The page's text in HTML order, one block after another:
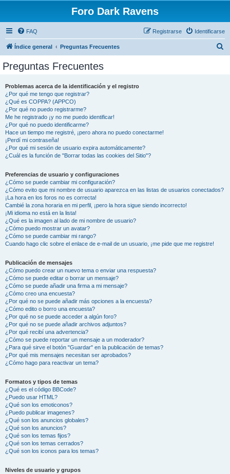
Foro Dark Ravens
FAQ Identificarse
Registrarse
Índice general Preguntas Frecuentes
Preguntas Frecuentes
Problemas acerca de la identificación y el registro
¿Por qué me tengo que registrar?
¿Qué es COPPA? (APPCO)
¿Por qué no puedo registrarme?
Me he registrado ¡y no me puedo identificar!
¿Por qué no puedo identificarme?
Hace un tiempo me registré, ¡pero ahora no puedo conectarme!
¡Perdí mi contraseña!
¿Por qué mi sesión de usuario expira automáticamente?
¿Cuál es la función de "Borrar todas las cookies del Sitio"?
Preferencias de usuario y configuraciones
¿Cómo se puede cambiar mi configuración?
¿Cómo evito que mi nombre de usuario aparezca en las listas de usuarios conectados?
¡La hora en los foros no es correcta!
Cambié la zona horaria en mi perfil, ¡pero la hora sigue siendo incorrecto!
¡Mi idioma no está en la lista!
¿Qué es la imagen al lado de mi nombre de usuario?
¿Cómo puedo mostrar un avatar?
¿Cómo se puede cambiar mi rango?
Cuando hago clic sobre el enlace de e-mail de un usuario, ¡me pide que me registre!
Publicación de mensajes
¿Cómo puedo crear un nuevo tema o enviar una respuesta?
¿Cómo se puede editar o borrar un mensaje?
¿Cómo se puede añadir una firma a mi mensaje?
¿Cómo creo una encuesta?
¿Por qué no se puede añadir más opciones a la encuesta?
¿Cómo edito o borro una encuesta?
¿Por qué no se puede acceder a algún foro?
¿Por qué no se puede añadir archivos adjuntos?
¿Por qué recibí una advertencia?
¿Cómo se puede reportar un mensaje a un moderador?
¿Para qué sirve el botón "Guardar" en la publicación de temas?
¿Por qué mis mensajes necesitan ser aprobados?
¿Cómo hago para reactivar un tema?
Formatos y tipos de temas
¿Qué es el código BBCode?
¿Puedo usar HTML?
¿Qué son los emoticonos?
¿Puedo publicar imagenes?
¿Qué son los anuncios globales?
¿Qué son los anuncios?
¿Qué son los temas fijos?
¿Qué son los temas cerrados?
¿Qué son los iconos para los temas?
Niveles de usuario y grupos